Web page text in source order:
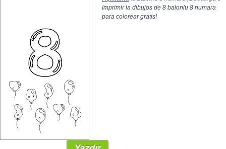
Imprimir la dibujos de 8 balonlu 8 numara
para colorear gratis!